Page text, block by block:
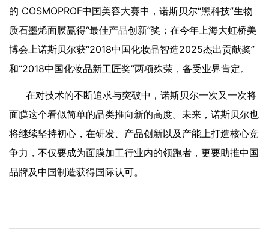
的 COSMOPROF中国美容大赛中，诺斯贝尔“黑科技”生物
质石墨烯面膜赢得“最佳产品创新”奖；在今年上海大虹桥美
博会上诺斯贝尔获“2018中国化妆品智造2025杰出贡献奖”
和“2018中国化妆品新工匠奖”两项殊荣，备受业界肯定。
在对技术的不断追求与突破中，诺斯贝尔一次又一次将
面膜这个看似简单的品类推向新的高度。未来，诺斯贝尔也
将继续坚持初心，在研发、产品创新以及产能上打造核心竞
争力，不仅要成为面膜加工行业内的领跑者，更要助推中国
品牌及中国制造获得国际认可。